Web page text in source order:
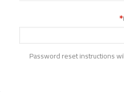
Password reset instructions